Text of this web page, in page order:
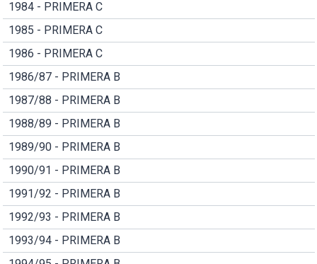
1984 - PRIMERA C
1985 - PRIMERA C
1986 - PRIMERA C
1986/87 - PRIMERA B
1987/88 - PRIMERA B
1988/89 - PRIMERA B
1989/90 - PRIMERA B
1990/91 - PRIMERA B
1991/92 - PRIMERA B
1992/93 - PRIMERA B
1993/94 - PRIMERA B